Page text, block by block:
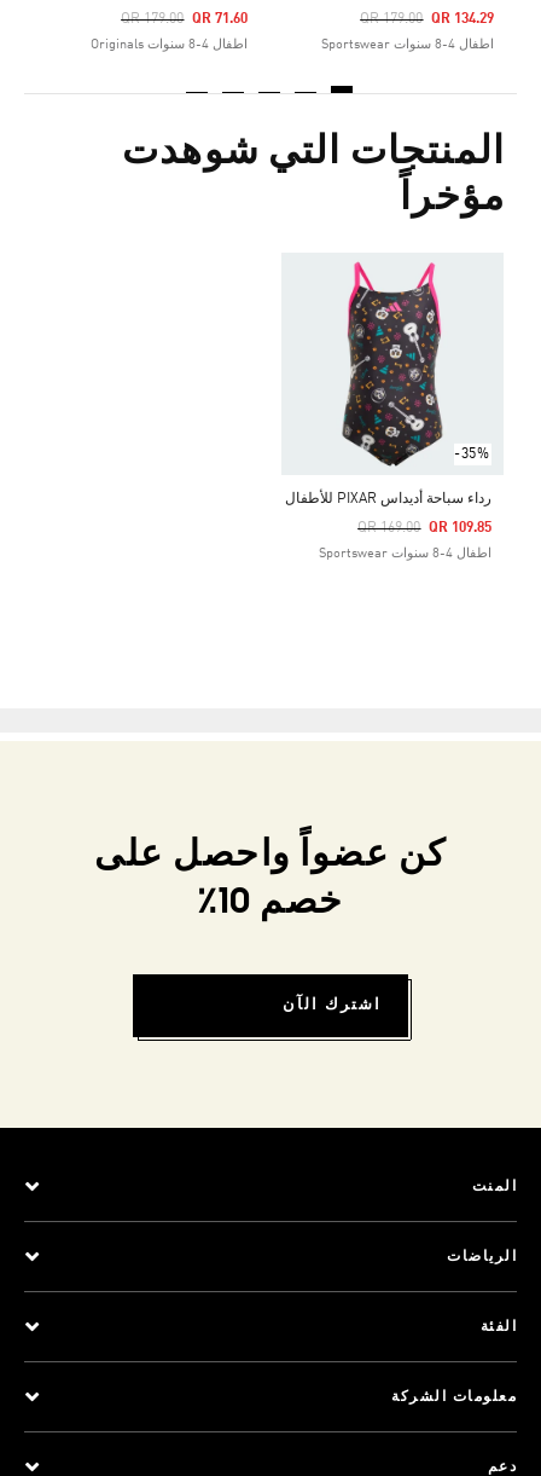
Price Reduced From
QR 179.00
To QR 134.29
اطفال 4-8 سنوات Sportswear
Price Reduced From
QR 179.00
To QR 71.60
اطفال 4-8 سنوات Originals
المنتجات التي شوهدت
مؤخراً
-35%
رداء سباحة أديداس PIXAR للأطفال
Price Reduced From
QR 169.00
To QR 109.85
اطفال 4-8 سنوات Sportswear
كن عضواً واحصل على
خصم 10٪
اشترك الآن
المنت
الرياضات
الفئة
معلومات الشركة
دعم